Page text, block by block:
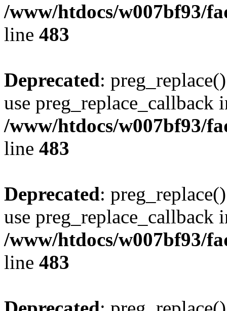
/www/htdocs/w007bf93/
line 483
Deprecated:
use preg_replace_callback
/www/htdocs/w007bf93/
line 483
Deprecated:
use preg_replace_callback
/www/htdocs/w007bf93/
line 483